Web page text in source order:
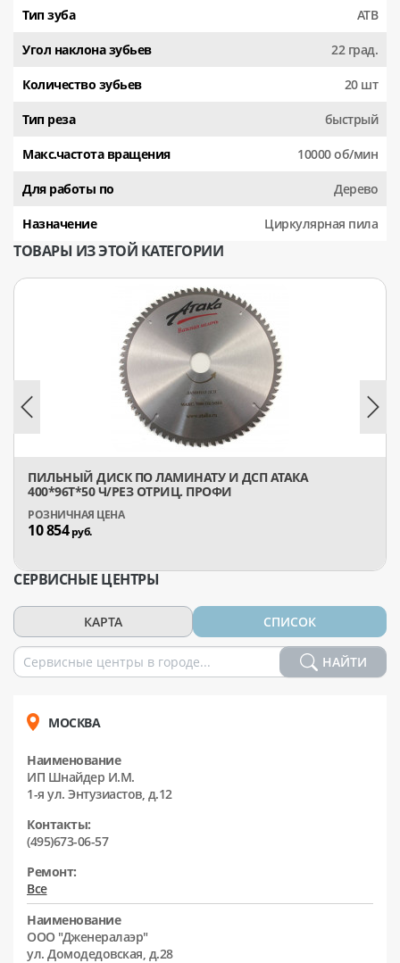
Тип зуба АТВ
Угол наклона зубьев 22 град.
Количество зубьев 20 шт
Тип реза быстрый
Макс.частота вращения 10000 об/мин
Для работы по Дерево
Назначение Циркулярная пила
ТОВАРЫ ИЗ ЭТОЙ КАТЕГОРИИ
ПИЛЬНЫЙ ДИСК ПО ЛАМИНАТУ И ДСП АТАКА
400*96T*50 Ч/РЕЗ ОТРИЦ. ПРОФИ
10 854руб.
СЕРВИСНЫЕ ЦЕНТРЫ
КАРТА СПИСОК
НАЙТИ
МОСКВА
Наименование
ИП Шнайдер И.М.
1-я ул. Энтузиастов, д.12
Контакты:
(495)673-06-57
Ремонт:
Все
Наименование
ООО "Дженералаэр"
ул. Домодедовская, д.28